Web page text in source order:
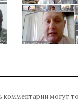
комментарии могут